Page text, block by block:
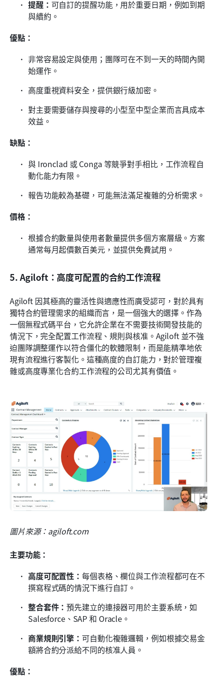
提醒： 可自訂的提醒功能，用於重要日期，例如到期
與續約。
優點：
非常容易設定與使用；團隊可在不到一天的時間內開
始運作。
高度重視資料安全，提供銀行級加密。
對主要需要儲存與搜尋的小型至中型企業而言具成本
效益。
缺點：
與 Ironclad 或 Conga 等競爭對手相比，工作流程自
動化能力有限。
報告功能較為基礎，可能無法滿足複雜的分析需求。
價格：
根據合約數量與使用者數量提供多個方案層級。方案
通常每月起價數百美元，並提供免費試用。
5. Agiloft：高度可配置的合約工作流程
Agiloft 因其極高的靈活性與適應性而廣受認可，對於具有
獨特合約管理需求的組織而言，是一個強大的選擇。作為
一個無程式碼平台，它允許企業在不需要技術開發技能的
情況下，完全配置工作流程、規則與核准。Agiloft 並不強
迫團隊調整運作以符合僵化的軟體限制，而是能精準地依
現有流程進行客製化。這種高度的自訂能力，對於管理複
雜或高度專業化合約工作流程的公司尤其有價值。
圖片來源：agiloft.com
主要功能：
高度可配置性：每個表格、欄位與工作流程都可在不
撰寫程式碼的情況下進行自訂。
整合套件：預先建立的連接器可用於主要系統，如
Salesforce、SAP 和 Oracle。
商業規則引擎： 可自動化複雜邏輯，例如根據交易金
額將合約分派給不同的核准人員。
優點：